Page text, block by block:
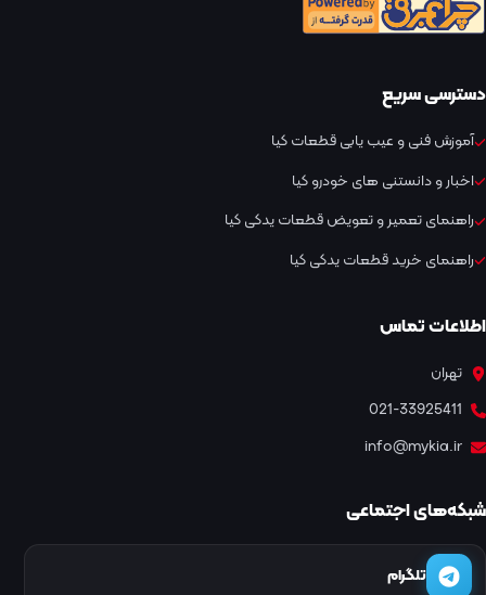
دسترسی سریع
آموزش فنی و عیب یابی قطعات کیا
اخبار و دانستنی های خودرو کیا
راهنمای تعمیر و تعویض قطعات یدکی کیا
راهنمای خرید قطعات یدکی کیا
اطلاعات تماس
تهران
021-33925411
info@mykia.ir
شبکه‌های اجتماعی
تلگرام